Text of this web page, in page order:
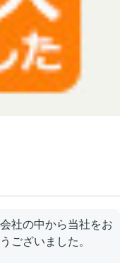
社の中から当社をお
ございました。